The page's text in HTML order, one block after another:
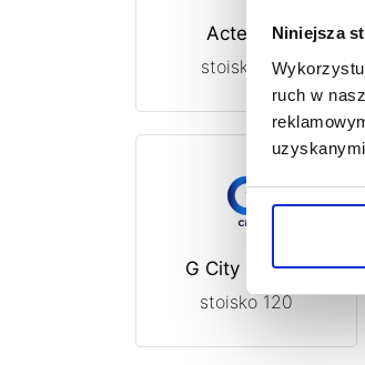
Niniejsza
ruch w
Acteeum
stoisko 150
G City Europe
stoisko 120